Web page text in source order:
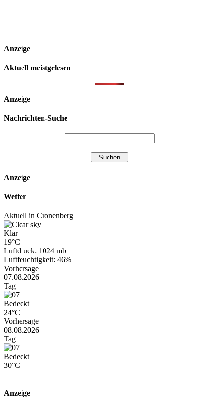
Anzeige
Aktuell meistgelesen
Anzeige
Nachrichten-Suche
Anzeige
Wetter
Aktuell in Cronenberg
Klar
19°C
Luftdruck: 1024 mb
Luftfeuchtigkeit: 46%
Vorhersage
07.08.2026
Tag
Bedeckt
24°C
Vorhersage
08.08.2026
Tag
Bedeckt
30°C
Anzeige